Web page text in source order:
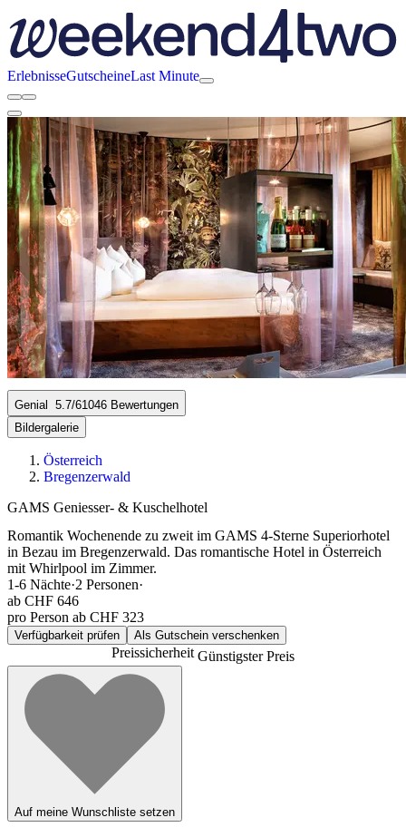
ErlebnisseGutscheineLast Minute
Genial 5.7/61046 Bewertungen
Bildergalerie
Österreich
Bregenzerwald
GAMS Geniesser- & Kuschelhotel
Romantik Wochenende zu zweit im GAMS 4-Sterne Superiorhotel
in Bezau im Bregenzerwald. Das romantische Hotel in Österreich
mit Whirlpool im Zimmer.
1-6 Nächte·2 Personen·
ab CHF 646
pro Person ab CHF 323
Verfügbarkeit prüfen Als Gutschein verschenken
PreissicherheitGünstigster Preis
Auf meine Wunschliste setzen